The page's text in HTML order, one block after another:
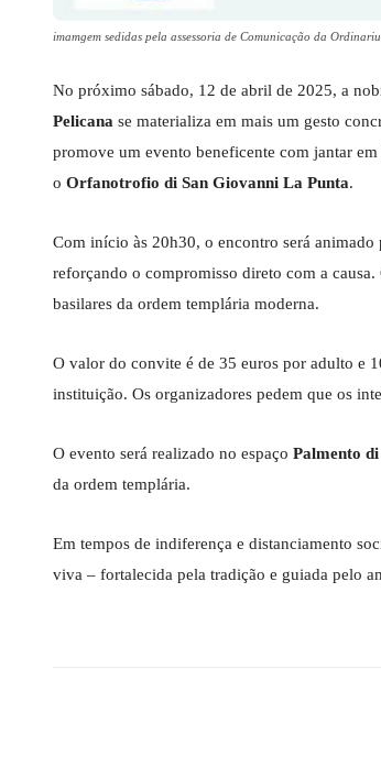
imamgem sedidas pela assessoria de Comunicação da
No próximo sábado, 12 de abril de 2025, a
Pelicana se materializa em mais um gesto
promove um evento beneficente com jantar
o Orfanotrofio di San Giovanni La Punta.
Com início às 20h30, o encontro será animado
reforçando o compromisso direto com a
basilares da ordem templária moderna.
O valor do convite é de 35 euros por adulto e
instituição. Os organizadores pedem que os
O evento será realizado no espaço Palmento
da ordem templária.
Em tempos de indiferença e distanciamento
viva – fortalecida pela tradição e guiada pelo